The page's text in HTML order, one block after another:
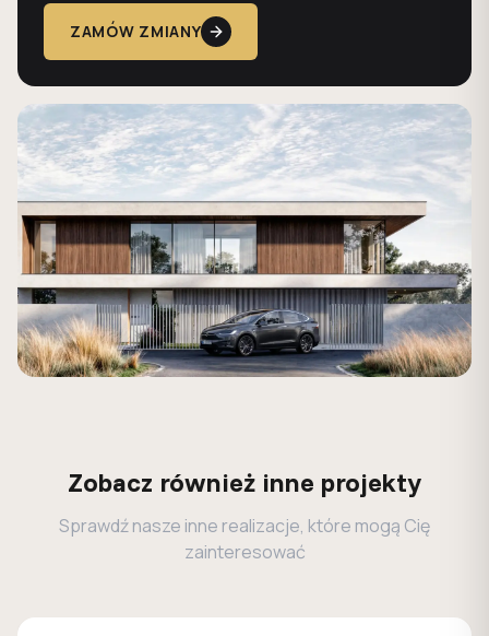
ZAMÓW ZMIANY
Zobacz również inne projekty
Sprawdź nasze inne realizacje, które mogą Cię
zainteresować